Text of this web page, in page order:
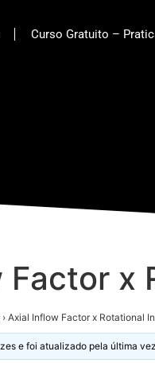
Curso Gratuito –
Factor x
› Axial Inflow Factor x Rotational
e foi atualizado pela última